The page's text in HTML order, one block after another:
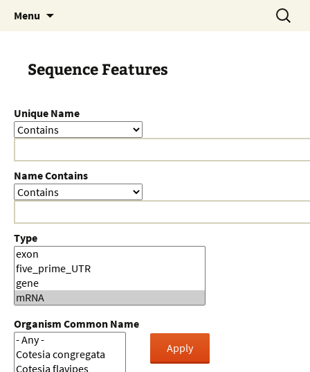
Menu
Search
for:
Sequence Features
Unique Name
Name Contains
Type
Organism Common Name